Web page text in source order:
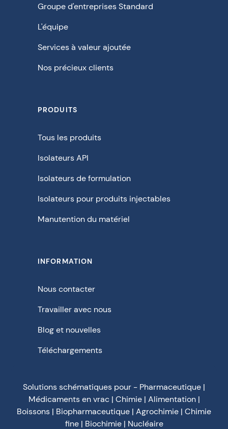
Groupe d'entreprises Standard
L'équipe
Services à valeur ajoutée
Nos précieux clients
PRODUITS
Tous les produits
Isolateurs API
Isolateurs de formulation
Isolateurs pour produits injectables
Manutention du matériel
INFORMATION
Nous contacter
Travailler avec nous
Blog et nouvelles
Téléchargements
Solutions schématiques pour - Pharmaceutique |
Médicaments en vrac | Chimie | Alimentation |
Boissons | Biopharmaceutique | Agrochimie | Chimie
fine | Biochimie | Nucléaire